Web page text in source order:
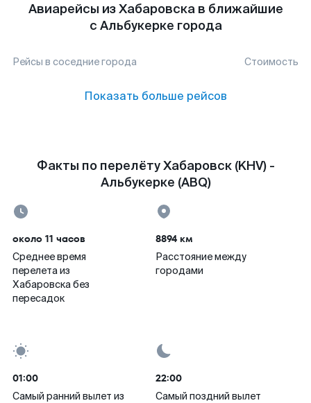
Авиарейсы из Хабаровска в ближайшие
с Альбукерке города
Рейсы в соседние города Стоимость
Показать больше рейсов
Факты по перелёту Хабаровск (KHV) -
Альбукерке (ABQ)
около 11 часов
Среднее время
перелета из
Хабаровска без
пересадок
8894 км
Расстояние между
городами
01:00
Самый ранний вылет из
22:00
Самый поздний вылет